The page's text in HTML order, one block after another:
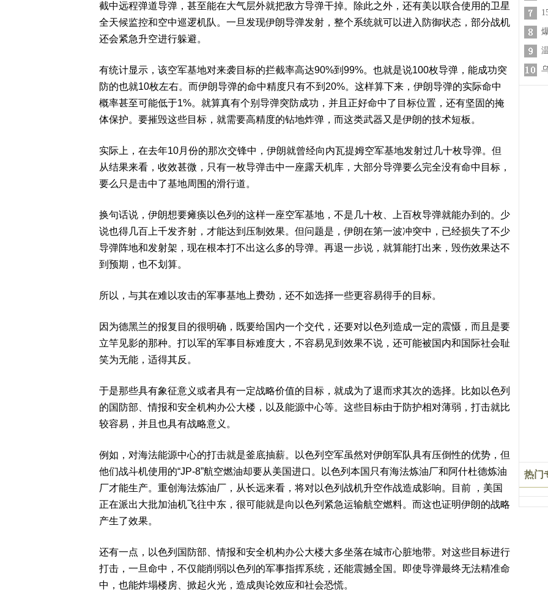
截中远程弹道导弹，甚至能在大气层外就把敌方导弹干掉。除此之外，还有美以联合使用的卫星
全天候监控和空中巡逻机队。一旦发现伊朗导弹发射，整个系统就可以进入防御状态，部分战机
还会紧急升空进行躲避。
有统计显示，该空军基地对来袭目标的拦截率高达90%到99%。也就是说100枚导弹，能成功突
防的也就10枚左右。而伊朗导弹的命中精度只有不到20%。这样算下来，伊朗导弹的实际命中
概率甚至可能低于1%。就算真有个别导弹突防成功，并且正好命中了目标位置，还有坚固的掩
体保护。要摧毁这些目标，就需要高精度的钻地炸弹，而这类武器又是伊朗的技术短板。
实际上，在去年10月份的那次交锋中，伊朗就曾经向内瓦提姆空军基地发射过几十枚导弹。但
从结果来看，收效甚微，只有一枚导弹击中一座露天机库，大部分导弹要么完全没有命中目标，
要么只是击中了基地周围的滑行道。
换句话说，伊朗想要瘫痪以色列的这样一座空军基地，不是几十枚、上百枚导弹就能办到的。少
说也得几百上千发齐射，才能达到压制效果。但问题是，伊朗在第一波冲突中，已经损失了不少
导弹阵地和发射架，现在根本打不出这么多的导弹。再退一步说，就算能打出来，毁伤效果达不
到预期，也不划算。
所以，与其在难以攻击的军事基地上费劲，还不如选择一些更容易得手的目标。
因为德黑兰的报复目的很明确，既要给国内一个交代，还要对以色列造成一定的震慑，而且是要
立竿见影的那种。打以军的军事目标难度大，不容易见到效果不说，还可能被国内和国际社会耻
笑为无能，适得其反。
于是那些具有象征意义或者具有一定战略价值的目标，就成为了退而求其次的选择。比如以色列
的国防部、情报和安全机构办公大楼，以及能源中心等。这些目标由于防护相对薄弱，打击就比
较容易，并且也具有战略意义。
例如，对海法能源中心的打击就是釜底抽薪。以色列空军虽然对伊朗军队具有压倒性的优势，但
他们战斗机使用的“JP-8”航空燃油却要从美国进口。以色列本国只有海法炼油厂和阿什杜德炼油
厂才能生产。重创海法炼油厂，从长远来看，将对以色列战机升空作战造成影响。目前 ，美国
正在派出大批加油机飞往中东，很可能就是向以色列紧急运输航空燃料。而这也证明伊朗的战略
产生了效果。
还有一点，以色列国防部、情报和安全机构办公大楼大多坐落在城市心脏地带。对这些目标进行
打击，一旦命中，不仅能削弱以色列的军事指挥系统，还能震撼全国。即使导弹最终无法精准命
中，也能炸塌楼房、掀起火光，造成舆论效应和社会恐慌。
热门